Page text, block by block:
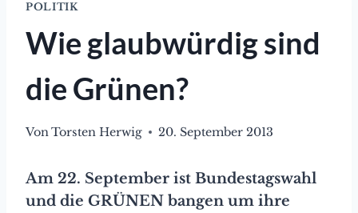
POLITIK
Wie glaubwürdig sind
die Grünen?
VonTorsten Herwig 20. September 2013
Am 22. September ist Bundestagswahl
und die GRÜNEN bangen um ihre